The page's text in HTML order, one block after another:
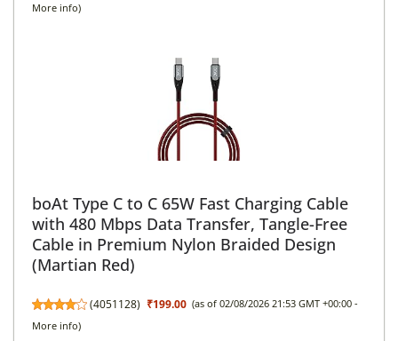
More info)
boAt Type C to C 65W Fast Charging Cable
with 480 Mbps Data Transfer, Tangle-Free
Cable in Premium Nylon Braided Design
(Martian Red)
(4051128) ₹199.00 (as of 02/08/2026 21:53 GMT +00:00 -
More info)